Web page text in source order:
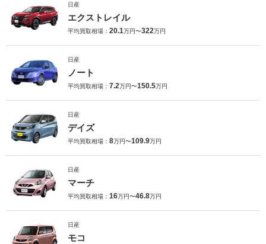
日産
エクストレイル
平均買取相場： 20.1万円〜322万円
日産
ノート
平均買取相場： 7.2万円〜150.5万円
日産
デイズ
平均買取相場： 8万円〜109.9万円
日産
マーチ
平均買取相場： 16万円〜46.8万円
日産
モコ